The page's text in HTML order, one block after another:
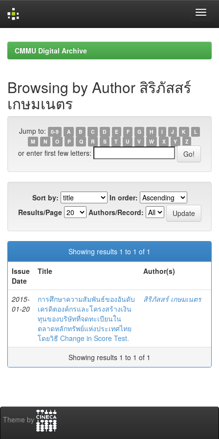
navigationCMMU Digital Archive
Browsing by Author สิริภัสสร์
เกษมเนตร
Jump to: 0-9 A B C D E F G H I J K
L
M
N O P Q R S T U V W X Y Z
or enter first few letters:
Sort by:
In order:
Results/Page
Authors/Record:
Showing results 1 to 1 of 1
Issue
Date
Title Author(s)
2015-
01-20
การศึกษาความสัมพันธ์ของอันดับ
เครดิตองค์กรและโครงสร้างเงิน
ทุนของบริษัทที่จดทะเบียนใน
ตลาดหลักทรัพย์แห่งประเทศไทย
โดยวิธี Change in Score Test.
สิริภัสสร์ เกษมเนตร
Showing results 1 to 1 of 1
Theme by